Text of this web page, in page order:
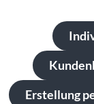
Erstellung